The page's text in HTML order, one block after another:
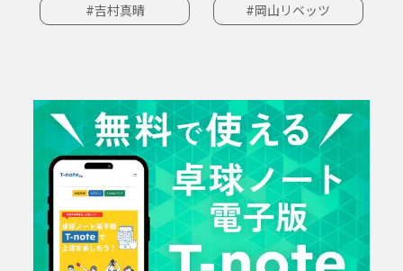
#吉村真晴 #岡山リベッツ